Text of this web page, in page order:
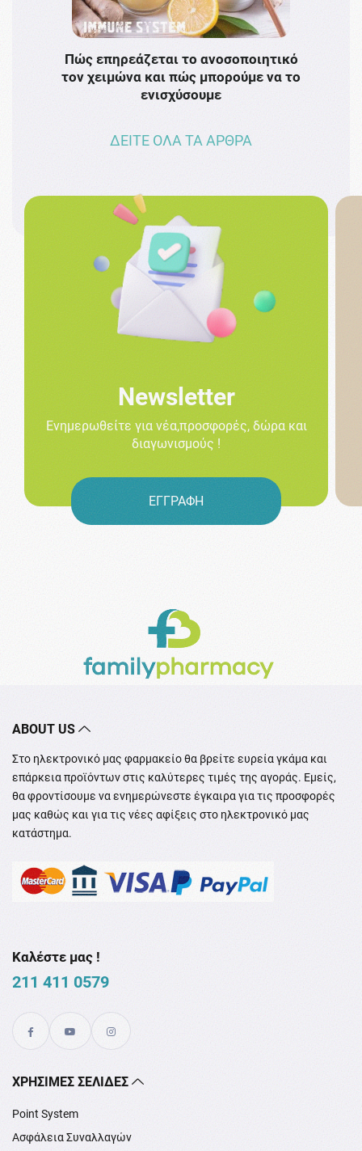
Πώς επηρεάζεται το ανοσοποιητικό
τον χειμώνα και πώς μπορούμε να το
ενισχύσουμε
ΔΕΙΤΕ ΟΛΑ ΤΑ ΑΡΘΡΑ
Newsletter
Ενημερωθείτε για νέα,προσφορές, δώρα και
διαγωνισμούς !
ΕΓΓΡΑΦΗ
ABOUT US
Στο ηλεκτρονικό μας φαρμακείο θα βρείτε ευρεία γκάμα και
επάρκεια προϊόντων στις καλύτερες τιμές της αγοράς. Εμείς,
θα φροντίσουμε να ενημερώνεστε έγκαιρα για τις προσφορές
μας καθώς και για τις νέες αφίξεις στο ηλεκτρονικό μας
κατάστημα.
Καλέστε μας !
211 411 0579
XΡΉΣΙΜΕΣ ΣΕΛΊΔΕΣ
Point System
Ασφάλεια Συναλλαγών